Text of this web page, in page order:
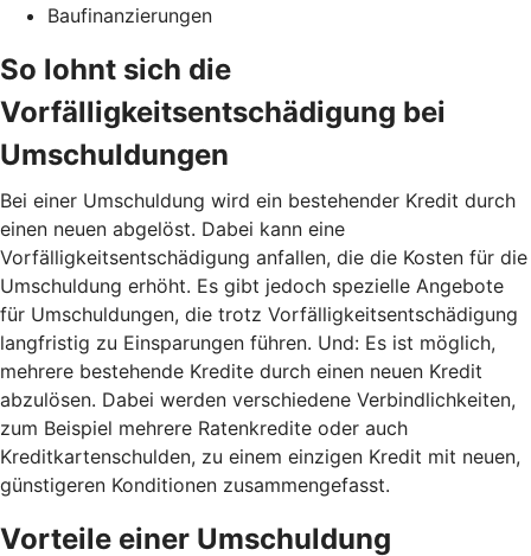
Baufinanzierungen
So lohnt sich die
Vorfälligkeitsentschädigung bei
Umschuldungen
Bei einer Umschuldung wird ein bestehender Kredit durch
einen neuen abgelöst. Dabei kann eine
Vorfälligkeitsentschädigung anfallen, die die Kosten für die
Umschuldung erhöht. Es gibt jedoch spezielle Angebote
für Umschuldungen, die trotz Vorfälligkeitsentschädigung
langfristig zu Einsparungen führen. Und: Es ist möglich,
mehrere bestehende Kredite durch einen neuen Kredit
abzulösen. Dabei werden verschiedene Verbindlichkeiten,
zum Beispiel mehrere Ratenkredite oder auch
Kreditkartenschulden, zu einem einzigen Kredit mit neuen,
günstigeren Konditionen zusammengefasst.
Vorteile einer Umschuldung